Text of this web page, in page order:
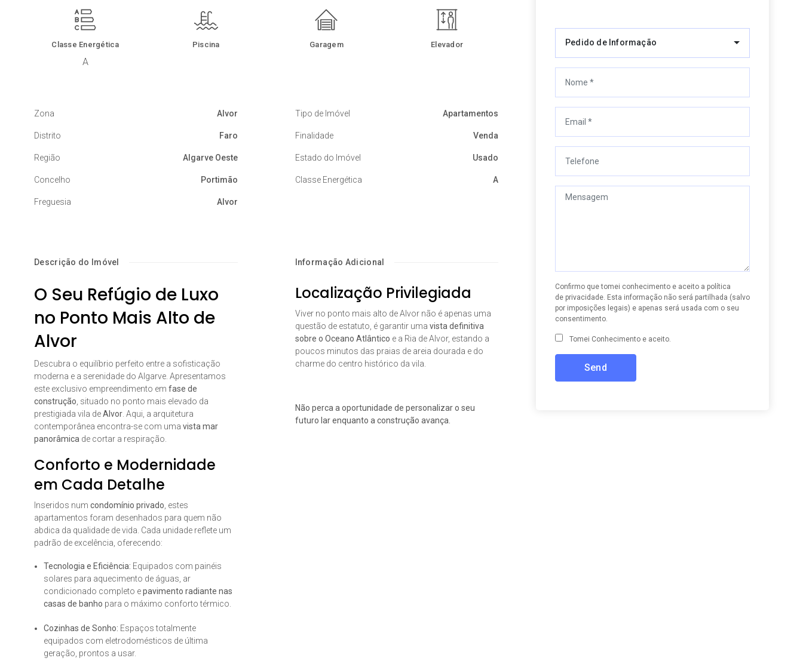
Classe Energética
A
Piscina Garagem Elevador
Zona Alvor
Distrito Faro
Região Algarve Oeste
Concelho Portimão
Freguesia Alvor
Tipo de Imóvel Apartamentos
Finalidade Venda
Estado do Imóvel Usado
Classe Energética A
Descrição do Imóvel
O Seu Refúgio de Luxo
no Ponto Mais Alto de
Alvor
Descubra o equilíbrio perfeito entre a sofisticação
moderna e a serenidade do Algarve. Apresentamos
este exclusivo empreendimento em fase de
construção , situado no ponto mais elevado da
prestigiada vila deAlvor . Aqui, a arquitetura
contemporânea encontra-se com uma vista mar
panorâmica de cortar a respiração.
Conforto e Modernidade
em Cada Detalhe
Inseridos num condomínio privado , estes
apartamentos foram desenhados para quem não
abdica da qualidade de vida. Cada unidade reflete um
padrão de excelência, oferecendo:
Tecnologia e Eficiência: Equipados com painéis
solares para aquecimento de águas, ar
condicionado completo epavimento radiante nas
casas de banho para o máximo conforto térmico.
Cozinhas de Sonho: Espaços totalmente
equipados com eletrodomésticos de última
geração, prontos a usar.
Informação Adicional
Localização Privilegiada
Viver no ponto mais alto de Alvor não é apenas uma
questão de estatuto, é garantir uma vista definitiva
sobre o Oceano Atlântico e a Ria de Alvor, estando a
poucos minutos das praias de areia dourada e do
charme do centro histórico da vila.
Não perca a oportunidade de personalizar o seu
futuro lar enquanto a construção avança.
Pedido de Informação
Confirmo que tomei conhecimento e aceito a política
de privacidade . Esta informação não será partilhada (salvo
por imposições legais) e apenas será usada com o seu
consentimento.
Tomei Conhecimento e aceito.